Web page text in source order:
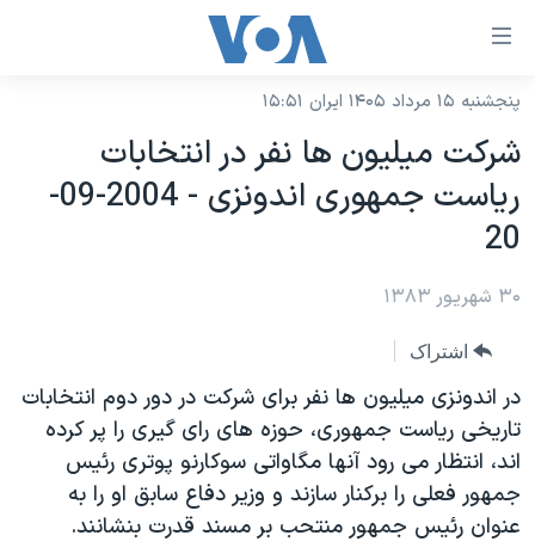
لینکهای
دسترسی
جهش
محتوای
اصلی
به
صفحه
جهش
به
جستجو
نسخه سبک وب‌سایت
موضوع ها
آمریکا
جهان
گزیده‌ها
ویژه برنامه‌ها
ویدیوها
برنامه های تلویزیونی
جدول برنامه ها
صفحه‌های ویژه
عملیات خشم حماسی
۲۵۰سالگی آمریکا
بایگانی برنامه‌های تلویزیونی
فرکانس‌های صدای آمریکا
پخش رادیویی
یادگیری زبان انگلیسی
پنجشنبه ۱۵ مرداد ۱۴۰۵ ایران ۱۵:۵۱
شرکت ميليون ها نفر در انتخابات
رياست جمهوری اندونزی - 2004-09-
20
۳۰ شهریور ۱۳۸۳
اشتراک
در اندونزی ميليون ها نفر برای شرکت در دور دوم انتخابات
تاريخی رياست جمهوری، حوزه های رای گيری را پر کرده
اند، انتظار می رود آنها مگاواتی سوکارنو پوتری رئيس
جمهور فعلی را برکنار سازند و وزير دفاع سابق او را به
عنوان رئيس جمهور منتحب بر مسند قدرت بنشانند.